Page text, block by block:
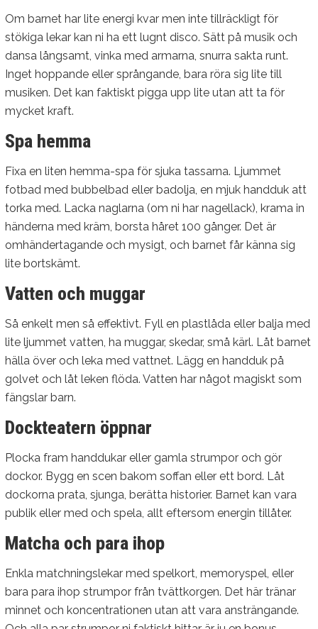
Om barnet har lite energi kvar men inte tillräckligt för
stökiga lekar kan ni ha ett lugnt disco. Sätt på musik och
dansa långsamt, vinka med armarna, snurra sakta runt.
Inget hoppande eller språngande, bara röra sig lite till
musiken. Det kan faktiskt pigga upp lite utan att ta för
mycket kraft.
Spa hemma
Fixa en liten hemma-spa för sjuka tassarna. Ljummet
fotbad med bubbelbad eller badolja, en mjuk handduk att
torka med. Lacka naglarna (om ni har nagellack), krama in
händerna med kräm, borsta håret 100 gånger. Det är
omhändertagande och mysigt, och barnet får känna sig
lite bortskämt.
Vatten och muggar
Så enkelt men så effektivt. Fyll en plastlåda eller balja med
lite ljummet vatten, ha muggar, skedar, små kärl. Låt barnet
hälla över och leka med vattnet. Lägg en handduk på
golvet och låt leken flöda. Vatten har något magiskt som
fängslar barn.
Dockteatern öppnar
Plocka fram handdukar eller gamla strumpor och gör
dockor. Bygg en scen bakom soffan eller ett bord. Låt
dockorna prata, sjunga, berätta historier. Barnet kan vara
publik eller med och spela, allt eftersom energin tillåter.
Matcha och para ihop
Enkla matchningslekar med spelkort, memoryspel, eller
bara para ihop strumpor från tvättkorgen. Det här tränar
minnet och koncentrationen utan att vara ansträngande.